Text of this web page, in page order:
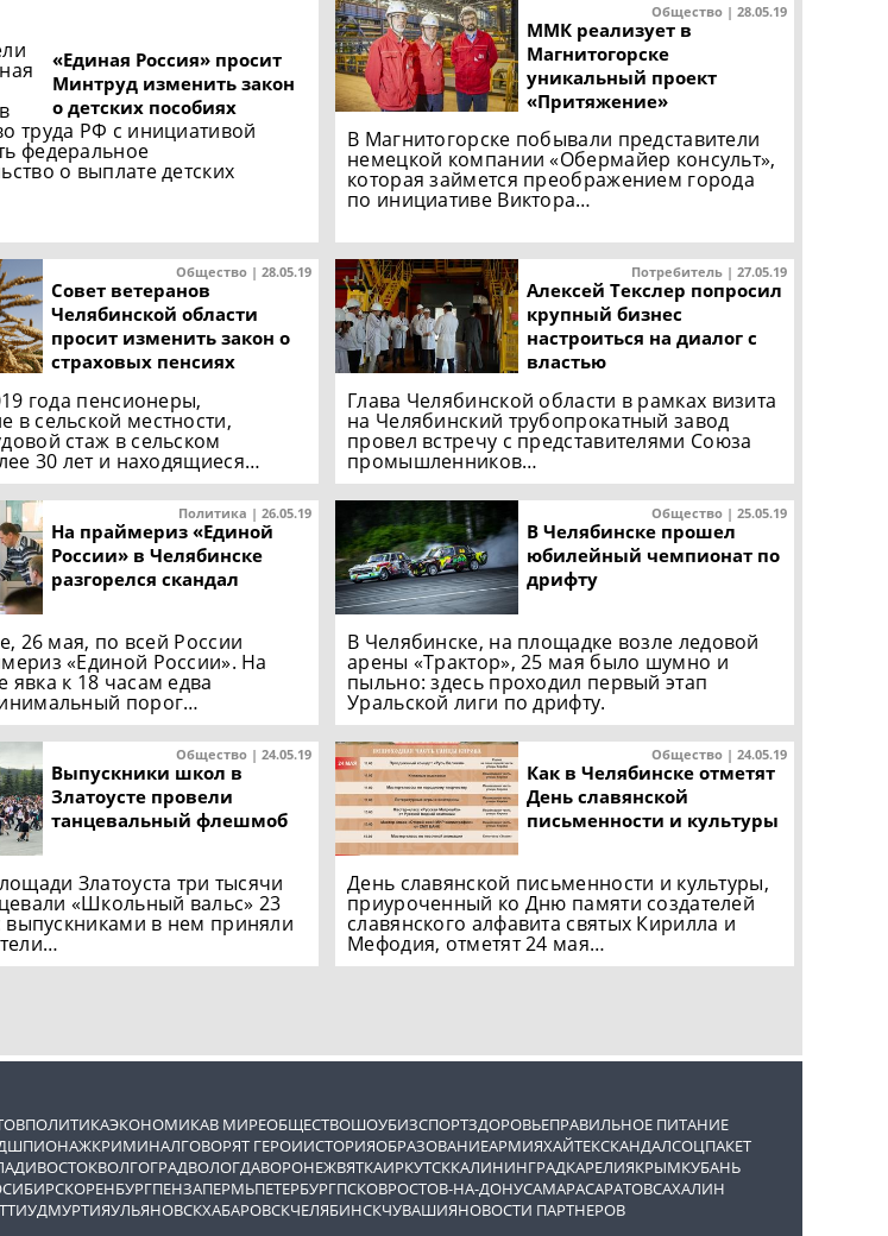
«Единая Россия» просит
Минтруд изменить закон
о детских пособиях
труда РФ с инициативой
федеральное
о выплате детских
Общество | 28.05.19
ММК реализует в
Магнитогорске
уникальный проект
«Притяжение»
В Магнитогорске побывали представители
немецкой компании «Обермайер консульт»,
которая займется преображением города
по инициативе Виктора…
Общество | 28.05.19
Совет ветеранов
Челябинской области
просит изменить закон о
страховых пенсиях
года пенсионеры,
сельской местности,
стаж в сельском
30 лет и находящиеся…
Потребитель | 27.05.19
Алексей Текслер попросил
крупный бизнес
настроиться на диалог с
властью
Глава Челябинской области в рамках визита
на Челябинский трубопрокатный завод
провел встречу с представителями Союза
промышленников…
Политика | 26.05.19
На праймериз «Единой
России» в Челябинске
разгорелся скандал
26 мая, по всей России
«Единой России». На
к 18 часам едва
порог…
Общество | 25.05.19
В Челябинске прошел
юбилейный чемпионат по
дрифту
В Челябинске, на площадке возле ледовой
арены «Трактор», 25 мая было шумно и
пыльно: здесь проходил первый этап
Уральской лиги по дрифту.
Общество | 24.05.19
Выпускники школ в
Златоусте провели
танцевальный флешмоб
Златоуста три тысячи
«Школьный вальс» 23
выпускниками в нем приняли
Общество | 24.05.19
Как в Челябинске отметят
День славянской
письменности и культуры
День славянской письменности и культуры,
приуроченный ко Дню памяти создателей
славянского алфавита святых Кирилла и
Мефодия, отметят 24 мая…
ПОЛИТИКАЭКОНОМИКАВ МИРЕОБЩЕСТВОШОУБИЗСПОРТЗДОРОВЬЕПРАВИЛЬНОЕ ПИТАНИЕ
ШПИОНАЖКРИМИНАЛГОВОРЯТ ГЕРОИИСТОРИЯОБРАЗОВАНИЕАРМИЯХАЙТЕКСКАНДАЛСОЦПАКЕТ
ВОЛГОГРАДВОЛОГДАВОРОНЕЖВЯТКАИРКУТСККАЛИНИНГРАДКАРЕЛИЯКРЫМКУБАНЬ
ОРЕНБУРГПЕНЗАПЕРМЬПЕТЕРБУРГПСКОВРОСТОВ-НА-ДОНУСАМАРАСАРАТОВСАХАЛИН
УДМУРТИЯУЛЬЯНОВСКХАБАРОВСКЧЕЛЯБИНСКЧУВАШИЯНОВОСТИ ПАРТНЕРОВ